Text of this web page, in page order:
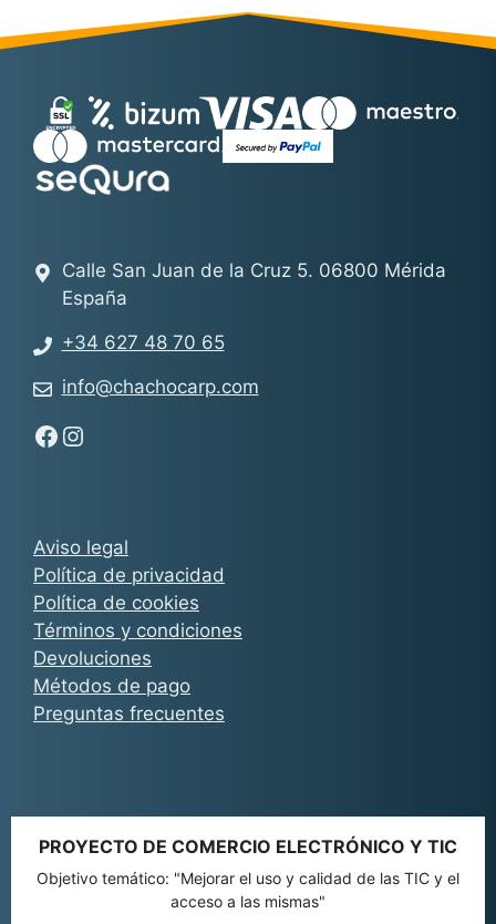
Aviso legal
Política de privacidad
Política de cookies
Términos y condiciones
Devoluciones
Métodos de pago
Preguntas frecuentes
Calle San Juan de la Cruz 5. 06800 Mérida
España
+34 627 48 70 65
info@chachocarp.com
Síguenos en Facebook - Chachocarp
Síguenos en Instagram - Chachocarp
PROYECTO DE COMERCIO ELECTRÓNICO Y TIC
Objetivo temático: "Mejorar el uso y calidad de las TIC y el
acceso a las mismas"